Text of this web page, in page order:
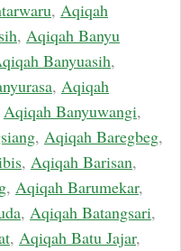
, Aqiqah
, Aqiqah Banyu
Banyuasih,
, Aqiqah
Aqiqah Banyuwangi,
, Aqiqah Baregbeg,
, Aqiqah Barisan,
, Aqiqah Barumekar,
, Aqiqah Batangsari,
, Aqiqah Batu Jajar,